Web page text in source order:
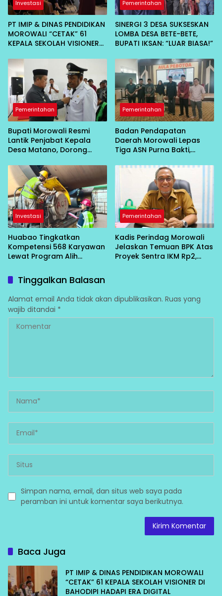
Investasi
PT IMIP & DINAS PENDIDIKAN
MOROWALI “CETAK” 61
KEPALA SEKOLAH VISIONER
DIGITAL
Pemerintahan
SINERGI 3 DESA SUKSESKAN
LOMBA DESA BETE-BETE,
BUPATI IKSAN: “LUAR BIASA!”
Pemerintahan
Bupati Morowali Resmi
Lantik Penjabat Kepala
Desa Matano, Dorong
Berbasis Kebersamaan
Pemerintahan
Badan Pendapatan
Daerah Morowali Lepas
Tiga ASN Purna Bakti,
Pengabdian
Investasi
Huabao Tingkatkan
Kompetensi 568 Karyawan
Lewat Program Alih
Siapkan SDM Unggul
Dukung Pertumbuhan
Perusahaan
Pemerintahan
Kadis Perindag Morowali
Jelaskan Temuan BPK Atas
Proyek Sentra IKM Rp2,
Tinggalkan Balasan
Alamat email Anda tidak akan dipublikasikan. Ruas yang
wajib ditandai *
Simpan nama, email, dan situs web saya pada
peramban ini untuk komentar saya berikutnya.
Baca Juga
PT IMIP & DINAS PENDIDIKAN MOROWALI
“CETAK” 61 KEPALA SEKOLAH VISIONER DI
BAHODIPI HADAPI ERA DIGITAL